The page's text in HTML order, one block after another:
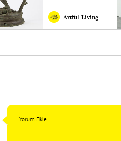
Artful Living